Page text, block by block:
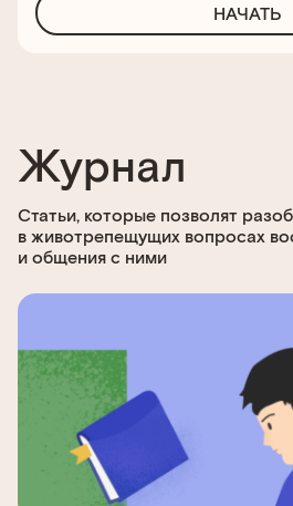
НАЧАТЬ
Журнал
Статьи, которые позволят
в животрепещущих вопросах
и общения с ними